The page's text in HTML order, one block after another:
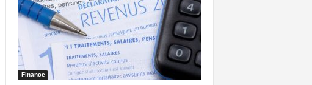
Finance